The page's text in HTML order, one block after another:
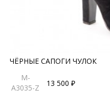
ЧЁРНЫЕ САПОГИ ЧУЛОК
M-
A3035-Z
13 500 ₽